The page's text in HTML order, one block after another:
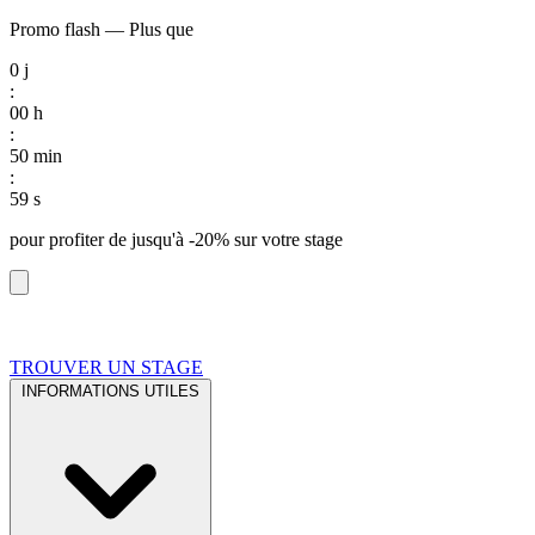
Promo flash — Plus que
0 j
:
00 h
:
50 min
:
58 s
pour profiter de jusqu'à -20% sur votre stage
TROUVER UN STAGE
INFORMATIONS UTILES